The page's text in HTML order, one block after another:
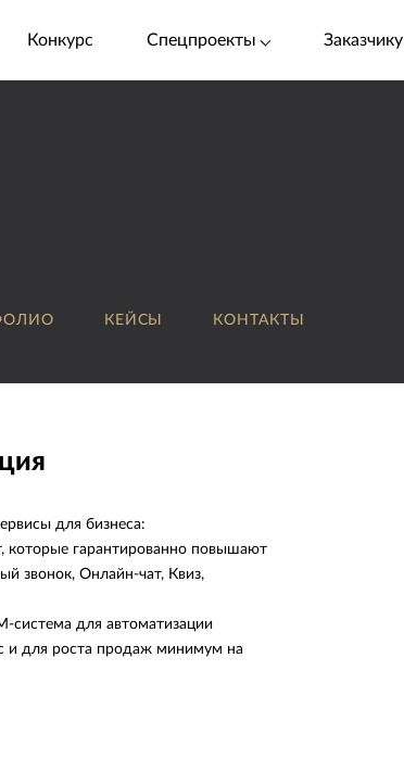
Конкурс Спецпроекты Заказчику
КЕЙСЫ КОНТАКТЫ
для бизнеса:
которые гарантированно повышают
звонок, Онлайн-чат, Квиз,
система для автоматизации
и для роста продаж минимум на